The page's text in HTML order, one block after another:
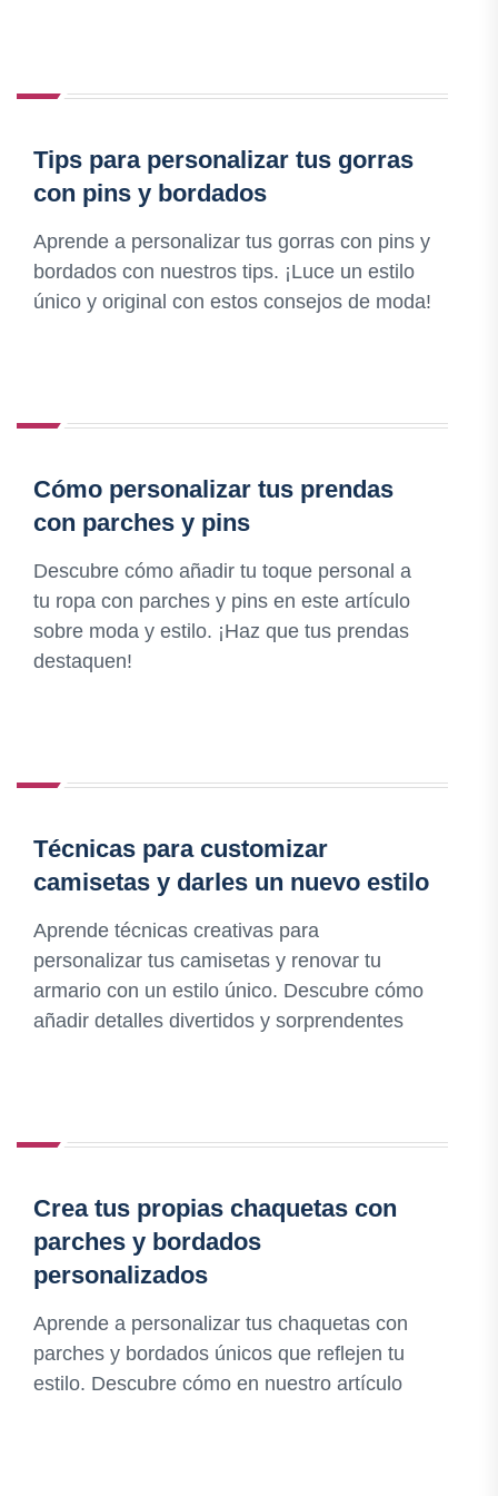
Tips para personalizar tus gorras
con pins y bordados
Aprende a personalizar tus gorras con pins y
bordados con nuestros tips. ¡Luce un estilo
único y original con estos consejos de moda!
Cómo personalizar tus prendas
con parches y pins
Descubre cómo añadir tu toque personal a
tu ropa con parches y pins en este artículo
sobre moda y estilo. ¡Haz que tus prendas
destaquen!
Técnicas para customizar
camisetas y darles un nuevo estilo
Aprende técnicas creativas para
personalizar tus camisetas y renovar tu
armario con un estilo único. Descubre cómo
añadir detalles divertidos y sorprendentes
Crea tus propias chaquetas con
parches y bordados
personalizados
Aprende a personalizar tus chaquetas con
parches y bordados únicos que reflejen tu
estilo. Descubre cómo en nuestro artículo